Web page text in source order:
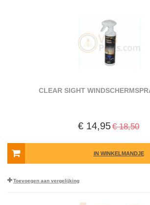
CLEAR SIGHT
€ 14,95€ 18,50
IN WINKELMANDJE
Toevoegen aan vergelijking